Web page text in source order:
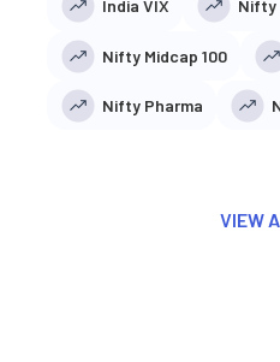
India VIX Nifty
Nifty Midcap 100
Nifty Pharma
VIEW